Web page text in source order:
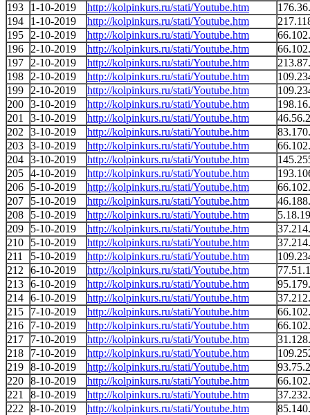
193
1-10-2019 http://kolpinkurs.ru/stati/Youtube.htm
194
1-10-2019 http://kolpinkurs.ru/stati/Youtube.htm
195
2-10-2019 http://kolpinkurs.ru/stati/Youtube.htm
196
2-10-2019 http://kolpinkurs.ru/stati/Youtube.htm
197
2-10-2019 http://kolpinkurs.ru/stati/Youtube.htm
198
2-10-2019 http://kolpinkurs.ru/stati/Youtube.htm
199
2-10-2019 http://kolpinkurs.ru/stati/Youtube.htm
200 3-10-2019 http://kolpinkurs.ru/stati/Youtube.htm
201
3-10-2019 http://kolpinkurs.ru/stati/Youtube.htm
202
3-10-2019 http://kolpinkurs.ru/stati/Youtube.htm
203 3-10-2019 http://kolpinkurs.ru/stati/Youtube.htm
204 3-10-2019 http://kolpinkurs.ru/stati/Youtube.htm
205 4-10-2019 http://kolpinkurs.ru/stati/Youtube.htm
206
5-10-2019 http://kolpinkurs.ru/stati/Youtube.htm
207
5-10-2019 http://kolpinkurs.ru/stati/Youtube.htm
208
5-10-2019 http://kolpinkurs.ru/stati/Youtube.htm
209
5-10-2019 http://kolpinkurs.ru/stati/Youtube.htm
210
5-10-2019 http://kolpinkurs.ru/stati/Youtube.htm
211
5-10-2019 http://kolpinkurs.ru/stati/Youtube.htm
212
6-10-2019 http://kolpinkurs.ru/stati/Youtube.htm
213 6-10-2019 http://kolpinkurs.ru/stati/Youtube.htm
214 6-10-2019 http://kolpinkurs.ru/stati/Youtube.htm
215
7-10-2019 http://kolpinkurs.ru/stati/Youtube.htm
216
7-10-2019 http://kolpinkurs.ru/stati/Youtube.htm
217
7-10-2019 http://kolpinkurs.ru/stati/Youtube.htm
218
7-10-2019 http://kolpinkurs.ru/stati/Youtube.htm
219 8-10-2019 http://kolpinkurs.ru/stati/Youtube.htm
220 8-10-2019 http://kolpinkurs.ru/stati/Youtube.htm
221
8-10-2019 http://kolpinkurs.ru/stati/Youtube.htm
222
8-10-2019 http://kolpinkurs.ru/stati/Youtube.htm